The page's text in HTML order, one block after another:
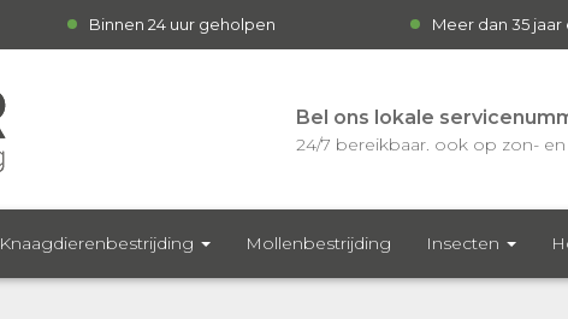
Binnen 24 uur geholpen Meer dan 35 jaar
Bel ons lokale
24/7 bereikbaar. ook op zon-
Knaagdierenbestrijding Mollenbestrijding Insecten